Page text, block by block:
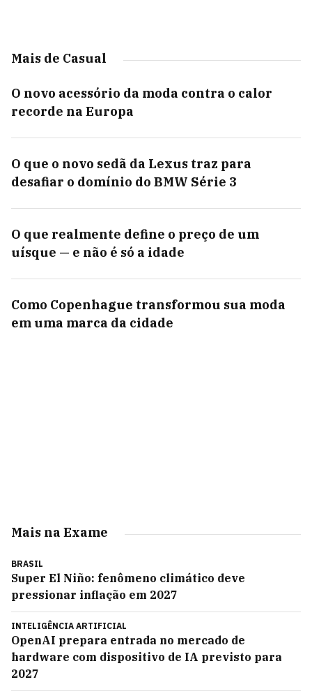
Mais de Casual
O novo acessório da moda contra o calor
recorde na Europa
O que o novo sedã da Lexus traz para
desafiar o domínio do BMW Série 3
O que realmente define o preço de um
uísque — e não é só a idade
Como Copenhague transformou sua moda
em uma marca da cidade
Mais na Exame
BRASIL
Super El Niño: fenômeno climático deve
pressionar inflação em 2027
INTELIGÊNCIA ARTIFICIAL
OpenAI prepara entrada no mercado de
hardware com dispositivo de IA previsto para
2027